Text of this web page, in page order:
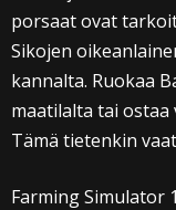
porsaat ovat
Sikojen
kannalta. Ruokaa
maatilalta tai
Tämä tietenkin
Farming Simulator